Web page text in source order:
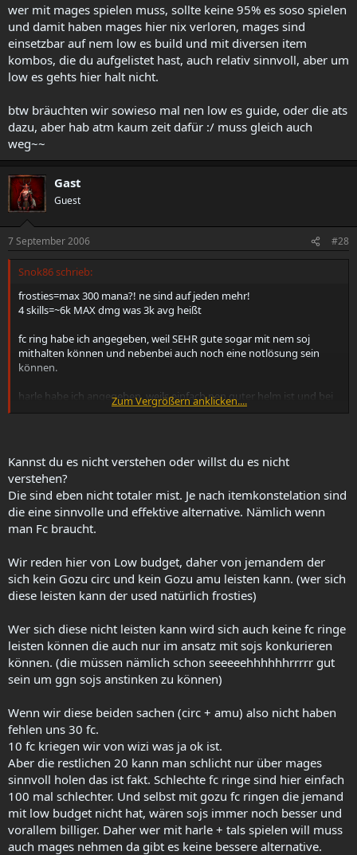
wer mit mages spielen muss, sollte keine 95% es soso spielen
und damit haben mages hier nix verloren, mages sind
einsetzbar auf nem low es build und mit diversen item
kombos, die du aufgelistet hast, auch relativ sinnvoll, aber um
low es gehts hier halt nicht.
btw bräuchten wir sowieso mal nen low es guide, oder die ats
dazu, aber hab atm kaum zeit dafür :/ muss gleich auch
weg~~
Gast
Guest
7 September 2006 #28
Snok86 schrieb:
frosties=max 300 mana?! ne sind auf jeden mehr!
4 skills=~6k MAX dmg was 3k avg heißt
fc ring habe ich angegeben, weil SEHR gute sogar mit nem soj
mithalten können und nebenbei auch noch eine notlösung sein
können.
harle habe ich angegeben, weils einfach nen guter helm ist und bei
genügend fc auch bei highendequiq einsetzbar ist.
schön dargestellt hast.
ich will einfach zu nix raten, was mist ist. die anderen sachen sind
noch halbwegs vernünftig einsetzbar, aber mages nicht!
nem low es build und mit diversen item kombos, die du aufgelistet
hast, auch relativ sinnvoll, aber um low es gehts hier halt nicht.
aber hab atm kaum zeit dafür :/ muss gleich auch weg~~
Zum Vergrößern anklicken....
Kannst du es nicht verstehen oder willst du es nicht
verstehen?
Die sind eben nicht totaler mist. Je nach itemkonstelation sind
die eine sinnvolle und effektive alternative. Nämlich wenn
man Fc braucht.
Wir reden hier von Low budget, daher von jemandem der
sich kein Gozu circ und kein Gozu amu leisten kann. (wer sich
diese leisten kann der used natürlich frosties)
Wer sich diese nicht leisten kann wird sich auch keine fc ringe
leisten können die auch nur im ansatz mit sojs konkurieren
können. (die müssen nämlich schon seeeeehhhhhhrrrrr gut
sein um ggn sojs anstinken zu können)
Wenn wir diese beiden sachen (circ + amu) also nicht haben
fehlen uns 30 fc.
10 fc kriegen wir von wizi was ja ok ist.
Aber die restlichen 20 kann man schlicht nur über mages
sinnvoll holen das ist fakt. Schlechte fc ringe sind hier einfach
100 mal schlechter. Und selbst mit gozu fc ringen die jemand
mit low budget nicht hat, wären sojs immer noch besser und
vorallem billiger. Daher wer mit harle + tals spielen will muss
auch mages nehmen da gibt es keine bessere alternative.